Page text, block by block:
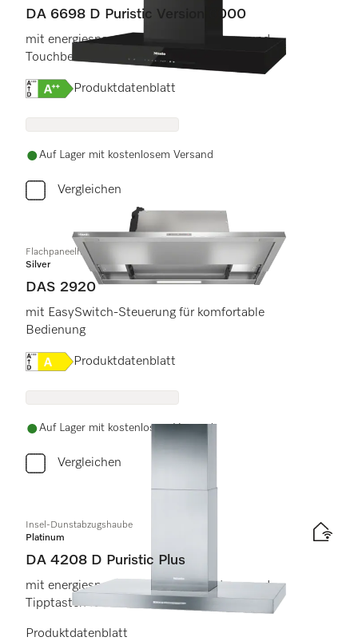
DA 6698 D Puristic Version 6000
mit energiesparender LED-Beleuchtung und
Touchbedienung für einfache Bedienung.
Onlinelabel Image, Energielabel
Produktdatenblatt
Auf Lager mit kostenlosem Versand
Vergleichen
Flachpaneelhaube
Silver
DAS 2920
mit EasySwitch-Steuerung für komfortable
Bedienung
Onlinelabel Image, Energielabel
Produktdatenblatt
Auf Lager mit kostenlosem Versand
Vergleichen
Insel-Dunstabzugshaube
Platinum
DA 4208 D Puristic Plus
mit energiesparender LED-Beleuchtung und
Tipptasten für komfortable Bedienung.
Produktdatenblatt